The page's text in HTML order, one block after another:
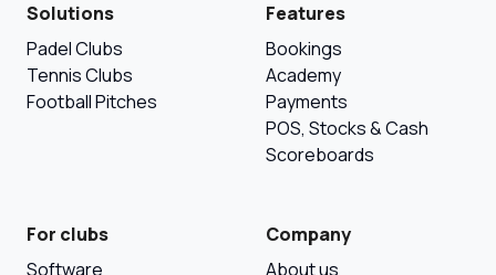
Solutions
Padel Clubs
Tennis Clubs
Football Pitches
Features
Bookings
Academy
Payments
POS, Stocks & Cash
Scoreboards
For clubs
Software
Company
About us